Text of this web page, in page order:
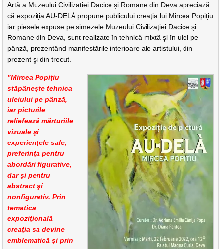
Artă a Muzeului Civilizației Dacice și Romane din Deva apreciază
că expoziţia AU-DELÀ propune publicului creaţia lui Mircea Popiţiu
iar piesele expuse pe simezele Muzeului Civilizaţiei Dacice şi
Romane din Deva, sunt realizate în tehnică mixtă şi în ulei pe
pânză, prezentând manifestările interioare ale artistului, din
prezent şi din trecut.
”Mircea Popiţiu
stăpâneşte tehnica
uleiului pe pânză,
iar picturile
reliefează mărturiile
vizuale şi
experienţele sale,
preferinţa pentru
abordări figurative,
dar şi pentru
abstract şi
nonfigurativ. Prin
tematica
expoziţională
creaţia sa devine
emblematică şi prin